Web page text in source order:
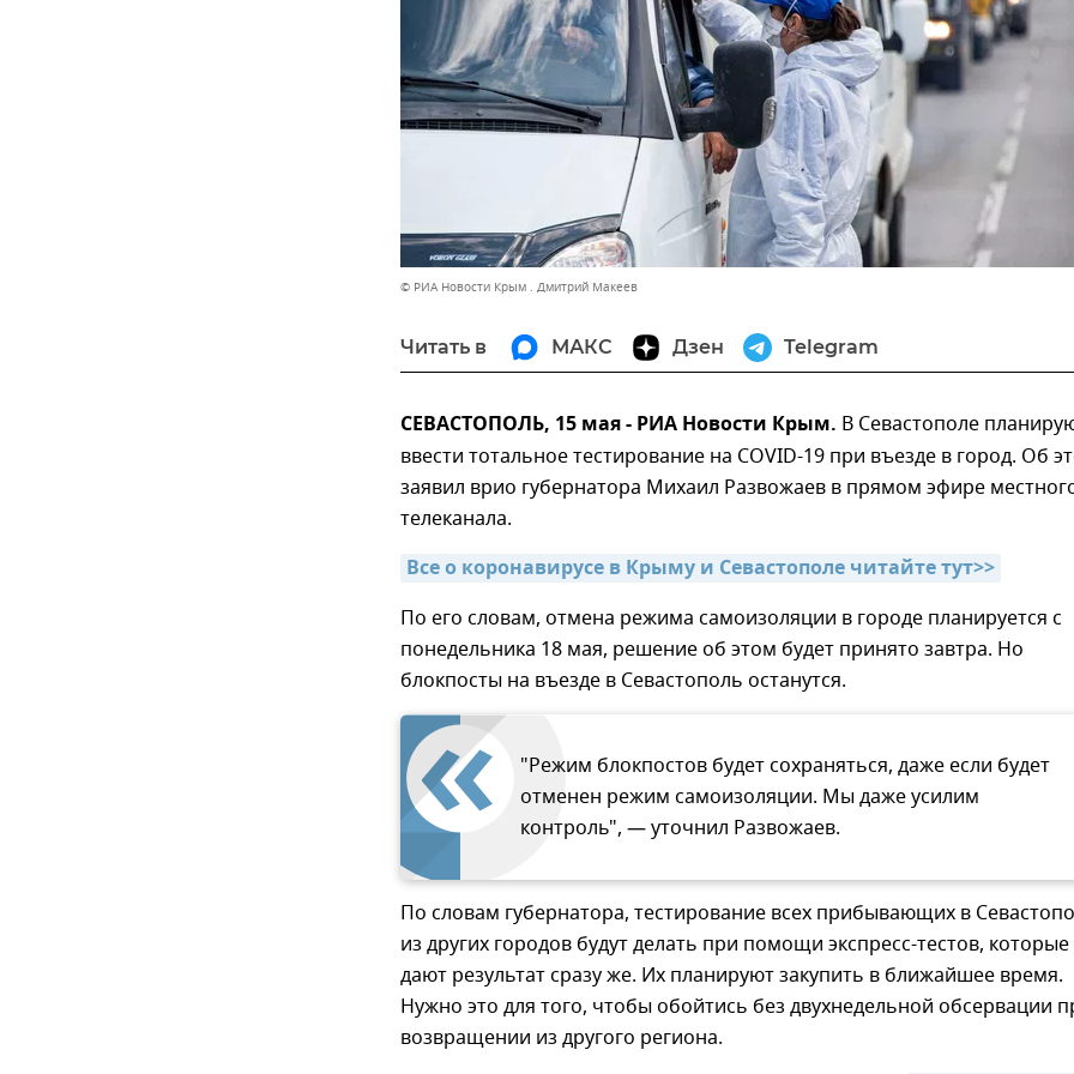
© РИА Новости Крым . Дмитрий Макеев
Читать в МАКС Дзен Telegram
СЕВАСТОПОЛЬ, 15 мая - РИА Новости Крым. В Севастополе
ввести тотальное тестирование на COVID-19 при въезде в город. Об
заявил врио губернатора Михаил Развожаев в прямом эфире
телеканала.
Все о коронавирусе в Крыму и Севастополе читайте тут>>
По его словам, отмена режима самоизоляции в городе планируется с
понедельника 18 мая, решение об этом будет принято завтра. Но
блокпосты на въезде в Севастополь останутся.
"Режим блокпостов будет сохраняться, даже если будет
отменен режим самоизоляции. Мы даже усилим
контроль", — уточнил Развожаев.
По словам губернатора, тестирование всех прибывающих в
из других городов будут делать при помощи экспресс-тестов, которые
дают результат сразу же. Их планируют закупить в ближайшее время.
Нужно это для того, чтобы обойтись без двухнедельной обсервации
возвращении из другого региона.